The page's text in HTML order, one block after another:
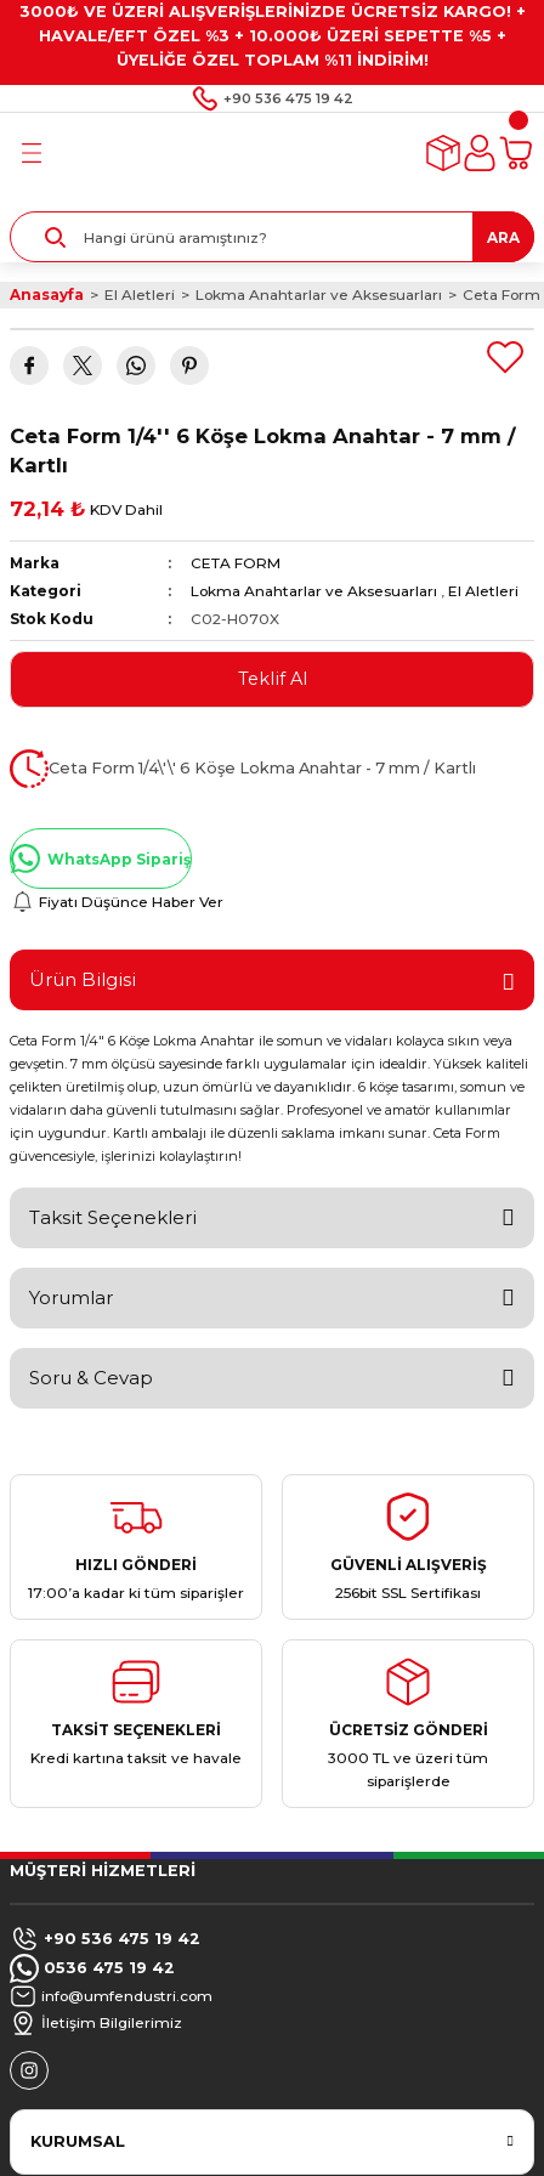
3000₺ VE ÜZERİ ALIŞVERİŞLERİNİZDE ÜCRETSİZ KARGO! +
HAVALE/EFT ÖZEL %3 + 10.000₺ ÜZERİ SEPETTE %5 +
ÜYELİĞE ÖZEL TOPLAM %11 İNDİRİM!
+90 536 475 19 42
Geri Dön
Kaplamalar
Geri Dön
Geri Dön
Gresler
Geri Dön
Alet Setleri
ve Multimetreler
ve Penseler
Geri Dön
Taşları ve
ARA
Anasayfa El Aletleri Lokma Anahtarlar ve Aksesuarları Ceta Form
Ceta Form 1/4'' 6 Köşe Lokma Anahtar - 7 mm /
Kartlı
72,14 ₺ KDV Dahil
Marka
CETA FORM
Kategori
Lokma Anahtarlar ve Aksesuarları , El Aletleri
Stok Kodu
C02-H070X
Teklif Al
Ceta Form 1/4\'\' 6 Köşe Lokma Anahtar - 7 mm / Kartlı
WhatsApp Sipariş
Fiyatı Düşünce Haber Ver
Ürün Bilgisi
Ceta Form 1/4" 6 Köşe Lokma Anahtar ile somun ve vidaları kolayca sıkın veya
gevşetin. 7 mm ölçüsü sayesinde farklı uygulamalar için idealdir. Yüksek kaliteli
çelikten üretilmiş olup, uzun ömürlü ve dayanıklıdır. 6 köşe tasarımı, somun ve
vidaların daha güvenli tutulmasını sağlar. Profesyonel ve amatör kullanımlar
için uygundur. Kartlı ambalajı ile düzenli saklama imkanı sunar. Ceta Form
güvencesiyle, işlerinizi kolaylaştırın!
Taksit Seçenekleri
Yorumlar
Yorum Yaz
Soru & Cevap
Ürün hakkında henüz soru sorulmamış.
HIZLI GÖNDERİ
17:00’a kadar ki tüm siparişler
GÜVENLİ ALIŞVERİŞ
256bit SSL Sertifikası
TAKSİT SEÇENEKLERİ
Kredi kartına taksit ve havale
ÜCRETSİZ GÖNDERİ
3000 TL ve üzeri tüm
siparişlerde
MÜŞTERİ HİZMETLERİ
+90 536 475 19 42
0536 475 19 42
info@umfendustri.com
İletişim Bilgilerimiz
KURUMSAL